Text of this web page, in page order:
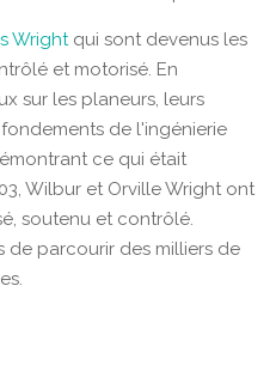
Wrightqui sont devenus les
et motorisé. En
sur les planeurs, leurs
de l'ingénierie
ce qui était
Wilbur et Orville Wright ont
soutenu et contrôlé.
de parcourir des milliers de